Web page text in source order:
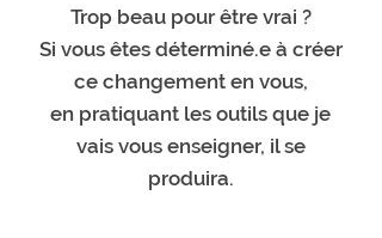
Trop beau pour être vrai ?
Si vous êtes déterminé.e à créer
ce changement en vous,
en pratiquant les outils que je
vais vous enseigner, il se
produira.